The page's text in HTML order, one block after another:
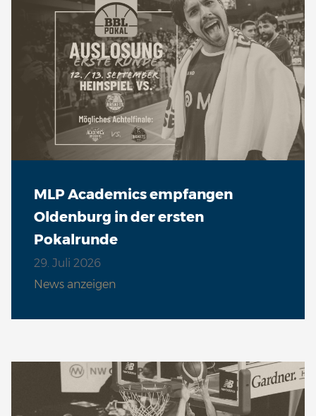
VS
Sa 05.12. | 18:00 Uhr
VS
Sa 12.12. | 18:00 Uhr
VS
Fr 18.12. | 19:30 Uhr
VS
VS
So 03.01. | 15:00 Uhr
MLP Academics empfangen
Oldenburg in der ersten
Pokalrunde
29. Juli 2026
News anzeigen